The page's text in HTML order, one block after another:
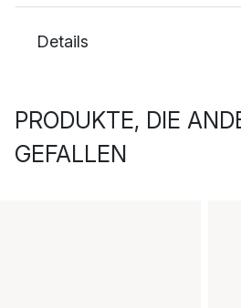
Details
PRODUKTE, DIE
GEFALLEN